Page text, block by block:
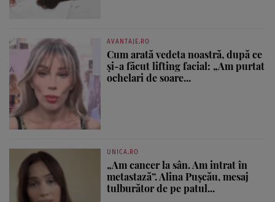
AVANTAJE.RO
Cum arată vedeta noastră, după ce
și-a făcut lifting facial: „Am purtat
ochelari de soare...
UNICA.RO
„Am cancer la sân. Am intrat în
metastază”. Alina Pușcău, mesaj
tulburător de pe patul...